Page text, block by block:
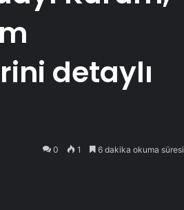
detaylı
0 1 6 dakika okuma süresi